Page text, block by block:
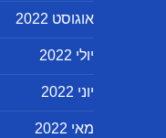
אוגוסט 2022
יולי 2022
יוני 2022
מאי 2022